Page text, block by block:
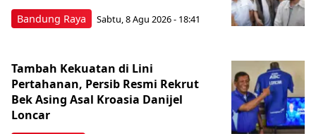
Bandung Raya Sabtu, 8 Agu 2026 - 18:41
Tambah Kekuatan di Lini
Pertahanan, Persib Resmi Rekrut
Bek Asing Asal Kroasia Danijel
Loncar